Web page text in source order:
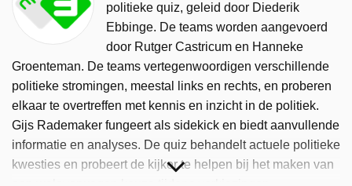
politieke quiz, geleid door Diederik
Ebbinge. De teams worden aangevoerd
door Rutger Castricum en Hanneke
Groenteman. De teams vertegenwoordigen verschillende
politieke stromingen, meestal links en rechts, en proberen
elkaar te overtreffen met kennis en inzicht in de politiek.
Gijs Rademaker fungeert als sidekick en biedt aanvullende
informatie en analyses. De quiz behandelt actuele politieke
kwesties en probeert de kijker te helpen bij het maken van